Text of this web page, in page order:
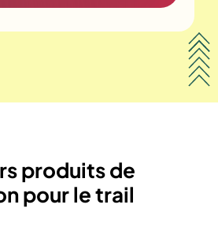
produits de
pour le trail